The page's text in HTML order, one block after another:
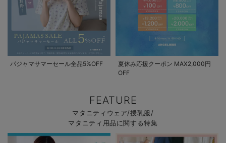
パジャマサマーセール全品5%OFF
夏休み応援クーポン MAX2,000円
OFF
FEATURE
マタニティウェア/授乳服/
マタニティ用品に関する特集